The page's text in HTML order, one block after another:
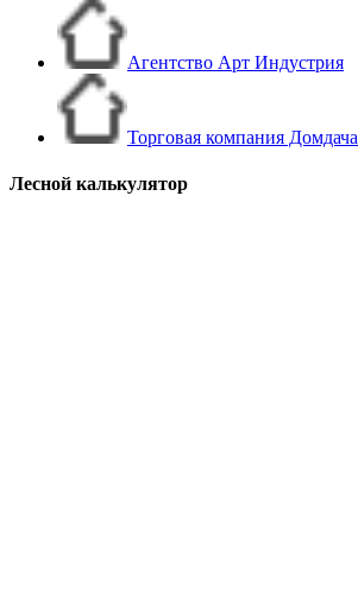
Агентство Арт Индустрия
Торговая компания Домдача
Лесной калькулятор